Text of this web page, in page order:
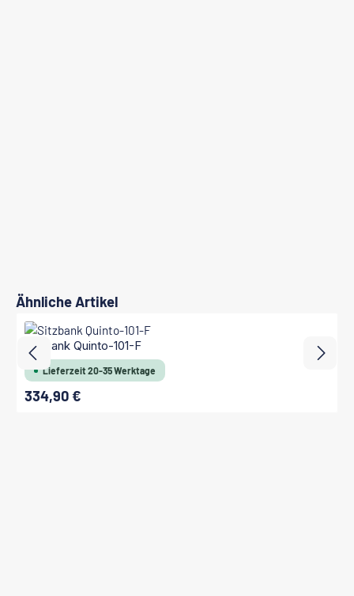
Produktgalerie überspringen
Ähnliche Artikel
Sitzbank Quinto-101-F
Lieferzeit 20-35 Werktage
Regulärer Preis:
334,90 €